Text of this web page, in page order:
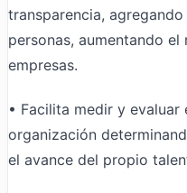
transparencia,
personas, aumentando
empresas.
• Facilita medir y evaluar
organización
el avance del propio